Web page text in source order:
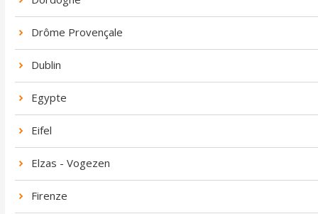
Drôme Provençale
Dublin
Egypte
Eifel
Elzas - Vogezen
Firenze